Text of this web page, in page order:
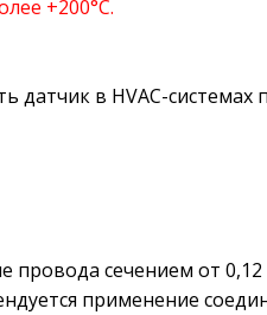
+200°С.
в HVAC-системах
сечением от
применение